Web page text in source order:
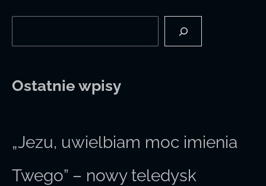
Ostatnie wpisy
„Jezu, uwielbiam moc imienia
Twego” – nowy teledysk